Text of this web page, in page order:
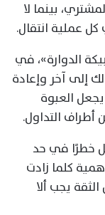
بينما لا
عملية انتقال.
الدوارة»، في
إلى آخر وإعادة
العبوة
أطراف التداول.
خطرًا في حد
كلما زادت
يجب ألا